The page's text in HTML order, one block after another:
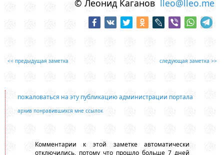
© Леонид Каганов lleo@lleo.me
<< предыдущая заметка следующая заметка >>
пожаловаться на эту публикацию администрации портала
архив понравившихся мне ссылок
Комментарии к этой заметке автоматически
отключились, потому что прошло больше 7 дней